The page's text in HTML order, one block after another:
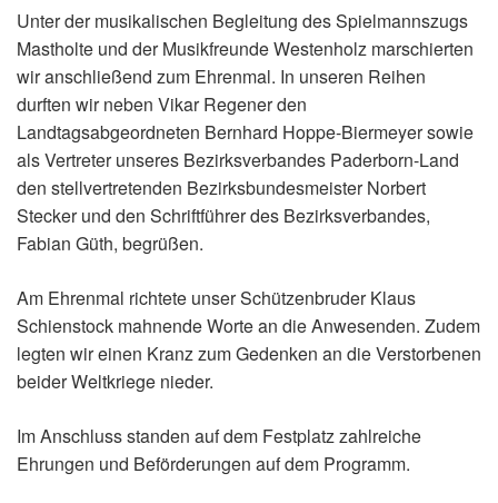
Unter der musikalischen Begleitung des Spielmannszugs
Mastholte und der Musikfreunde Westenholz marschierten
wir anschließend zum Ehrenmal. In unseren Reihen
durften wir neben Vikar Regener den
Landtagsabgeordneten Bernhard Hoppe-Biermeyer sowie
als Vertreter unseres Bezirksverbandes Paderborn-Land
den stellvertretenden Bezirksbundesmeister Norbert
Stecker und den Schriftführer des Bezirksverbandes,
Fabian Güth, begrüßen.
Am Ehrenmal richtete unser Schützenbruder Klaus
Schienstock mahnende Worte an die Anwesenden. Zudem
legten wir einen Kranz zum Gedenken an die Verstorbenen
beider Weltkriege nieder.
Im Anschluss standen auf dem Festplatz zahlreiche
Ehrungen und Beförderungen auf dem Programm.